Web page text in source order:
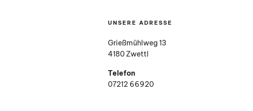
UNSERE ADRESSE
Grießmühlweg 13
4180 Zwettl
Telefon
07212 66920